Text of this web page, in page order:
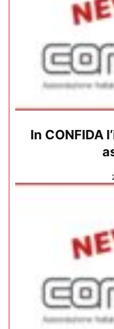
In CONFIDA